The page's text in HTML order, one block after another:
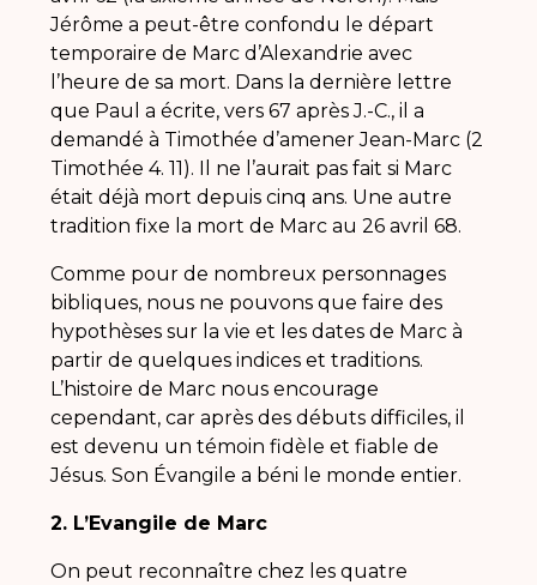
Jérôme a peut-être confondu le départ
temporaire de Marc d’Alexandrie avec
l’heure de sa mort. Dans la dernière lettre
que Paul a écrite, vers 67 après J.-C., il a
demandé à Timothée d’amener Jean-Marc (2
Timothée 4. 11). Il ne l’aurait pas fait si Marc
était déjà mort depuis cinq ans. Une autre
tradition fixe la mort de Marc au 26 avril 68.
Comme pour de nombreux personnages
bibliques, nous ne pouvons que faire des
hypothèses sur la vie et les dates de Marc à
partir de quelques indices et traditions.
L’histoire de Marc nous encourage
cependant, car après des débuts difficiles, il
est devenu un témoin fidèle et fiable de
Jésus. Son Évangile a béni le monde entier.
2. L’Evangile de Marc
On peut reconnaître chez les quatre